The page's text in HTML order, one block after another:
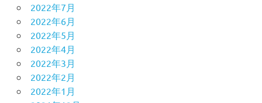
2022年7月
2022年6月
2022年5月
2022年4月
2022年3月
2022年2月
2022年1月